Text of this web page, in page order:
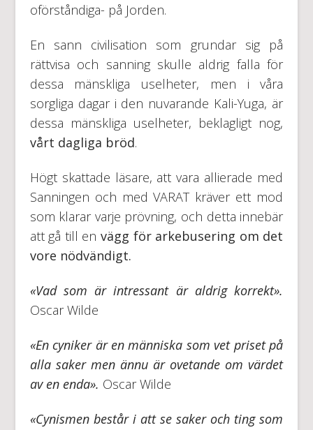
oförståndiga- på Jorden.
En sann civilisation som grundar sig på
rättvisa och sanning skulle aldrig falla för
dessa mänskliga uselheter, men i våra
sorgliga dagar i den nuvarande Kali-Yuga, är
dessa mänskliga uselheter, beklagligt nog,
vårt dagliga bröd.
Högt skattade läsare, att vara allierade med
Sanningen och med VARAT kräver ett mod
som klarar varje prövning, och detta innebär
att gå till en vägg för arkebusering om det
vore nödvändigt.
«Vad som är intressant är aldrig korrekt».
Oscar Wilde
«En cyniker är en människa som vet priset på
alla saker men ännu är ovetande om värdet
av en enda». Oscar Wilde
«Cynismen består i att se saker och ting som